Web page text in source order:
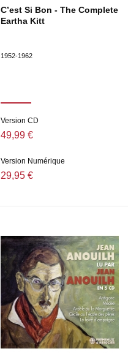
C’est Si Bon - The Complete
Eartha Kitt
1952-1962
Version CD
49,99 €
Version Numérique
29,95 €